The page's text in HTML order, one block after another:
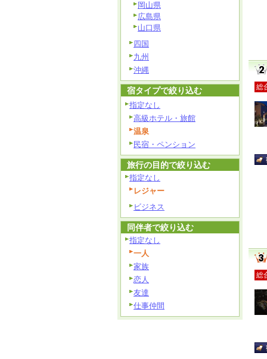
総
総
岡山県
広島県
山口県
四国
九州
沖縄
宿タイプで絞り込む
指定なし
高級ホテル・旅館
温泉
民宿・ペンション
旅行の目的で絞り込む
指定なし
レジャー
ビジネス
同伴者で絞り込む
指定なし
一人
家族
恋人
友達
仕事仲間